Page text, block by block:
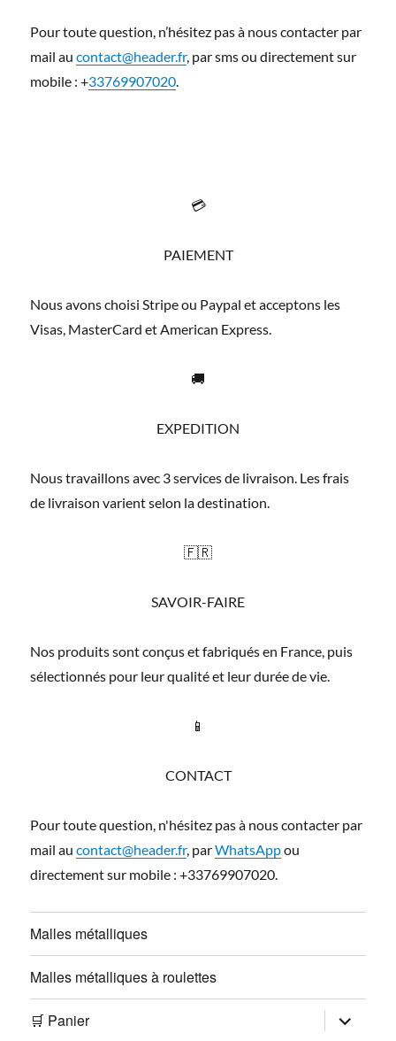
Pour toute question, n’hésitez pas à nous contacter par
mail aucontact@header.fr, par sms ou directement sur
mobile : +33769907020
💳
PAIEMENT
Nous avons choisi Stripe ou Paypal et acceptons les
Visas, MasterCard et American Express.
🚚
EXPEDITION
Nous travaillons avec 3 services de livraison. Les frais
de livraison varient selon la destination.
🇫🇷
SAVOIR-FAIRE
Nos produits sont conçus et fabriqués en France, puis
sélectionnés pour leur qualité et leur durée de vie.
📱
CONTACT
Pour toute question, n'hésitez pas à nous contacter par
mail aucontact@header.fr, parWhatsAppou
directement sur mobile : +33769907020.
Malles métalliques
Malles métalliques à roulettes
🛒 Panier
ouvrir
le